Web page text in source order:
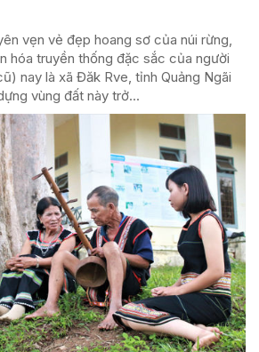
vẹn vẻ đẹp hoang sơ của núi rừng,
hóa truyền thống đặc sắc của người
nay là xã Đăk Rve, tỉnh Quảng Ngãi
vùng đất này trở...